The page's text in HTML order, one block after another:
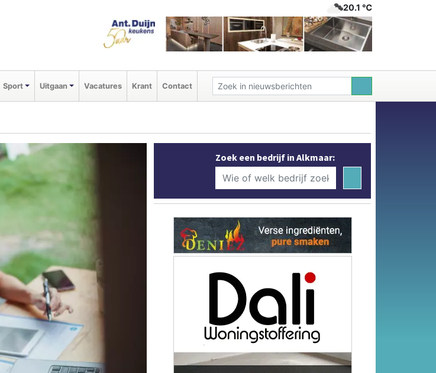
20.1 ℃
Sport Uitgaan Vacatures Krant Contact
Zoek een bedrijf in Alkmaar: